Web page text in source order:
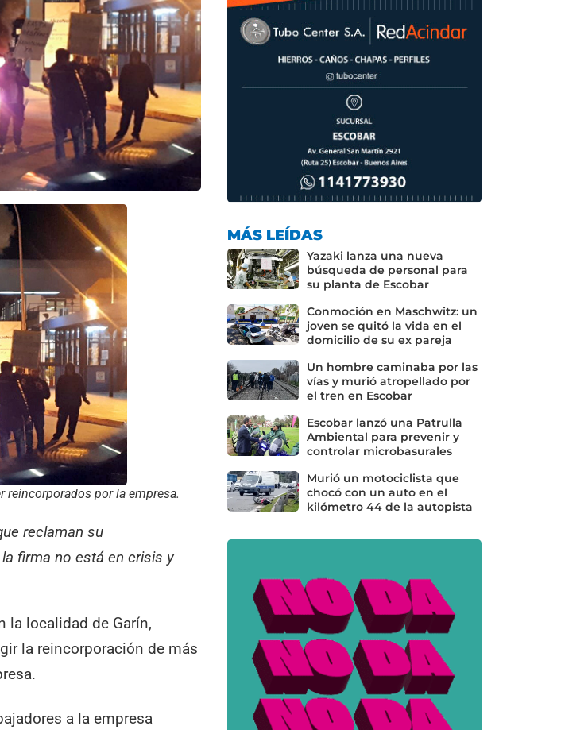
reincorporados por la empresa.
reclaman su
firma no está en crisis y
la localidad de Garín,
la reincorporación de más
a la empresa
MÁS LEÍDAS
Yazaki lanza una nueva
búsqueda de personal para
su planta de Escobar
Conmoción en Maschwitz: un
joven se quitó la vida en el
domicilio de su ex pareja
Un hombre caminaba por las
vías y murió atropellado por
el tren en Escobar
Escobar lanzó una Patrulla
Ambiental para prevenir y
controlar microbasurales
Murió un motociclista que
chocó con un auto en el
kilómetro 44 de la autopista